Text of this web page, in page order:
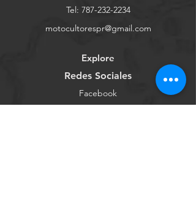
Tel: 787-232-2234
motocultorespr@gmail.com
Explore
Redes Sociales
Facebook